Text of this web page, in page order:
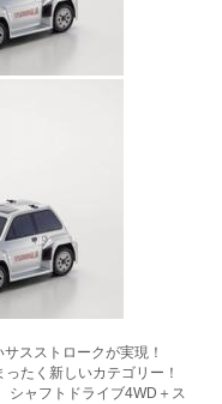
スストロークが実現！
たく新しいカテゴリー！
シャフトドライブ4WD＋ス